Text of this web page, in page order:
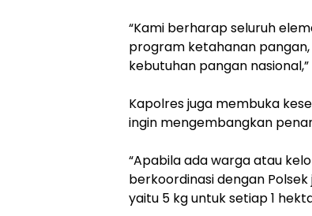
‎“Kami berharap seluruh
program ketahanan
kebutuhan pangan nasional,”
‎Kapolres juga membuka
ingin mengembangkan
‎“Apabila ada warga atau
berkoordinasi dengan
yaitu 5 kg untuk setiap 1